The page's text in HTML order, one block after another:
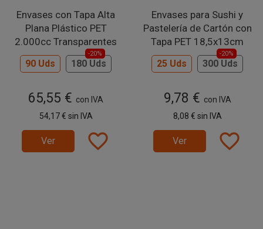
Envases con Tapa Alta
Plana Plástico PET
2.000cc Transparentes
90 Uds 180 Uds
-20%
65,55 € con IVA
54,17 € sin IVA
Ver favorite_border
Envases para Sushi y
Pastelería de Cartón con
Tapa PET 18,5x13cm
25 Uds 300 Uds
-20%
9,78 € con IVA
8,08 € sin IVA
Ver favorite_border